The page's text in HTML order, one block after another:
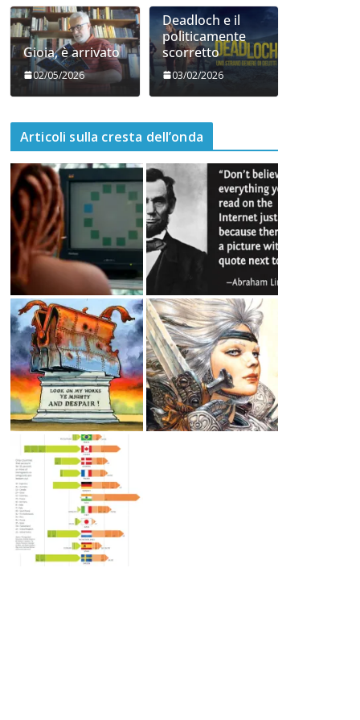
06/05/2026 05/05/2026
Gioia, è arrivato
Deadloch e il
politicamente
Articoli sulla cresta dell’onda